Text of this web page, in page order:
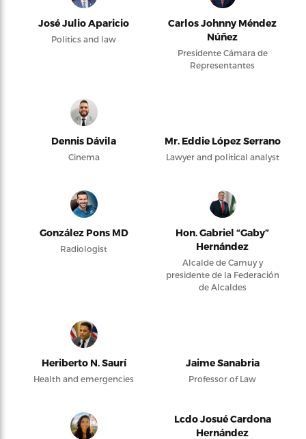
José Julio Aparicio
Politics and law
Carlos Johnny Méndez
Núñez
Presidente Cámara de
Representantes
Dennis Dávila
Cinema
Mr. Eddie López Serrano
Lawyer and political analyst
González Pons MD
Radiologist
Hon. Gabriel “Gaby”
Hernández
Alcalde de Camuy y
presidente de la Federación
de Alcaldes
Heriberto N. Saurí
Health and emergencies
Jaime Sanabria
Professor of Law
Lcdo Josué Cardona
Hernández